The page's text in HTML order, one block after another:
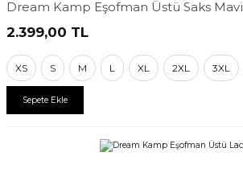
Dream Kamp Eşofman Üstü Saks Mavi
2.399,00 TL
XS S M L XL 2XL 3XL
Sepete Ekle